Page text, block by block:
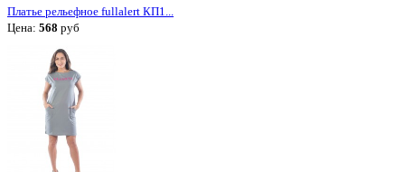
Платье рельефное fullalert КП1...
Цена: 568 руб